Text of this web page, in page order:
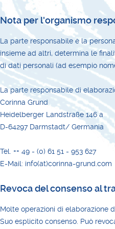
Nota per l'organismo
La parte responsabile è la
insieme ad altri, determina le
di dati personali (ad esempio
La parte responsabile di
Corinna Grund
Heidelberger Landstraße 146 a
D-64297 Darmstadt/ Germania
Tel. ++ 49 - (0) 61 51 - 953 627
E-Mail: info(at)corinna-grund.com
Revoca del consenso al
Molte operazioni di elaborazione
Suo esplicito consenso. Può